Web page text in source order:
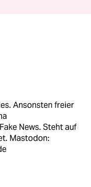
Ansonsten freier
News. Steht auf
Mastodon: